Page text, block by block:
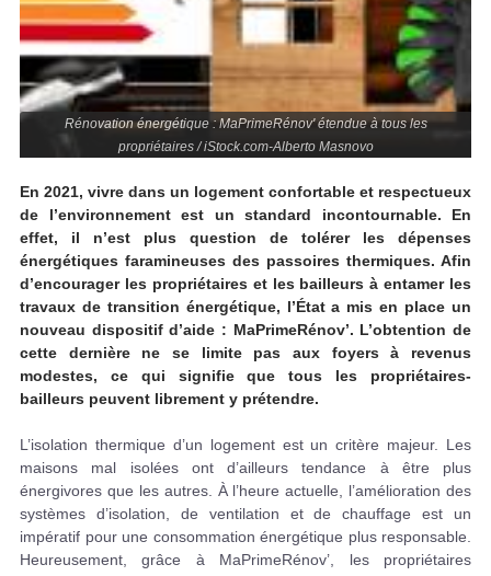
Rénovation énergétique : MaPrimeRénov' étendue à tous les
propriétaires / iStock.com-Alberto Masnovo
En 2021, vivre dans un logement confortable et respectueux
de l’environnement est un standard incontournable. En
effet, il n’est plus question de tolérer les dépenses
énergétiques faramineuses des passoires thermiques. Afin
d’encourager les propriétaires et les bailleurs à entamer les
travaux de transition énergétique, l’État a mis en place un
nouveau dispositif d’aide : MaPrimeRénov’. L’obtention de
cette dernière ne se limite pas aux foyers à revenus
modestes, ce qui signifie que tous les propriétaires-
bailleurs peuvent librement y prétendre.
L’isolation thermique d’un logement est un critère majeur. Les
maisons mal isolées ont d’ailleurs tendance à être plus
énergivores que les autres. À l’heure actuelle, l’amélioration des
systèmes d’isolation, de ventilation et de chauffage est un
impératif pour une consommation énergétique plus responsable.
Heureusement, grâce à MaPrimeRénov’, les propriétaires